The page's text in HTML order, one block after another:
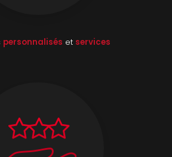
personnalisés et services